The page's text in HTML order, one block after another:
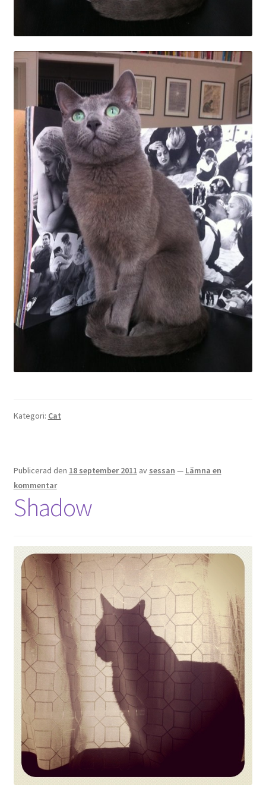
OSA
Mitt konto
Om
Varukorg
Webbutik
Kategori: Cat
Publicerad den 18 september 2011 av sessan — Lämna en
kommentar
Shadow